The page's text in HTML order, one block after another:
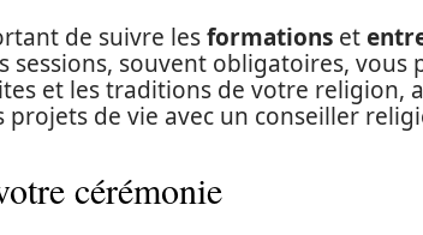
de suivre lesformations et
sessions, souvent obligatoires,
et les traditions de votre religion,
projets de vie avec un conseiller
cérémonie